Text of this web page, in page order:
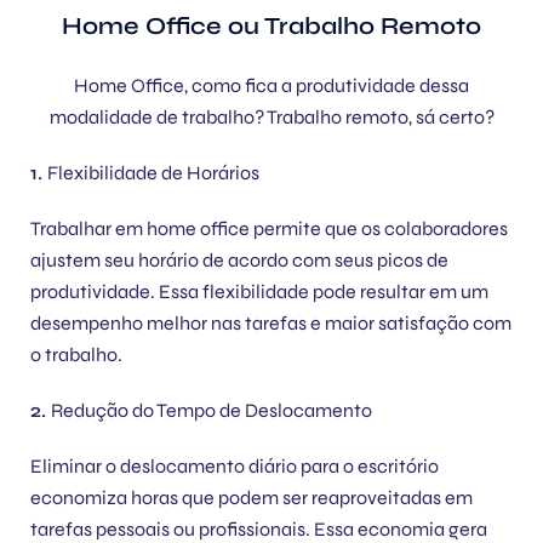
Home Office ou Trabalho Remoto
Home Office, como fica a produtividade dessa
modalidade de trabalho? Trabalho remoto, sá certo?
1. Flexibilidade de Horários
Trabalhar em home office permite que os colaboradores
ajustem seu horário de acordo com seus picos de
produtividade. Essa flexibilidade pode resultar em um
desempenho melhor nas tarefas e maior satisfação com
o trabalho.
2. Redução do Tempo de Deslocamento
Eliminar o deslocamento diário para o escritório
economiza horas que podem ser reaproveitadas em
tarefas pessoais ou profissionais. Essa economia gera